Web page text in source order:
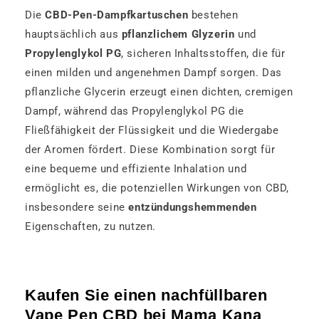
DieCBD-Pen-Dampfkartuschen bestehen
hauptsächlich aus pflanzlichem Glyzerin und
Propylenglykol PG, sicheren Inhaltsstoffen, die für
einen milden und angenehmen Dampf sorgen. Das
pflanzliche Glycerin erzeugt einen dichten, cremigen
Dampf, während das Propylenglykol PG die
Fließfähigkeit der Flüssigkeit und die Wiedergabe
der Aromen fördert. Diese Kombination sorgt für
eine bequeme und effiziente Inhalation und
ermöglicht es, die potenziellen Wirkungen von CBD,
insbesondere seineentzündungshemmenden
Eigenschaften, zu nutzen.
Kaufen Sie einen nachfüllbaren
Vape Pen CBD bei Mama Kana